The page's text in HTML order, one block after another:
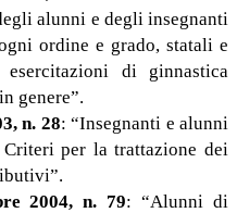
alunni e degli insegnanti
ordine e grado, statali e
di ginnastica
genere”.
n. 28: “Insegnanti e alunni
per la trattazione dei
2004, n. 79: “Alunni di